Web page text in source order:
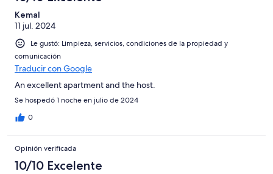
Kemal
11 jul. 2024
Le gustó: Limpieza, servicios, condiciones de la propiedad y
comunicación
Traducir con Google
An excellent apartment and the host.
Se hospedó 1 noche en julio de 2024
0
Opinión verificada
10/10 Excelente